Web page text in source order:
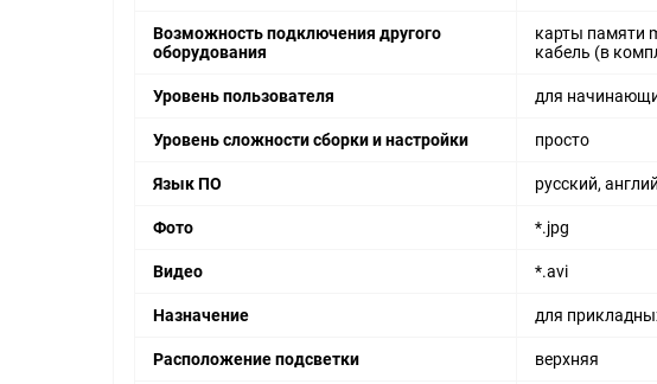
Возможность подключения другого
оборудования
карты памяти
кабель (в
Уровень пользователя для
Уровень сложности сборки и настройки просто
Язык ПО русский,
Фото *.jpg
Видео *.avi
Назначение для
Расположение подсветки верхняя